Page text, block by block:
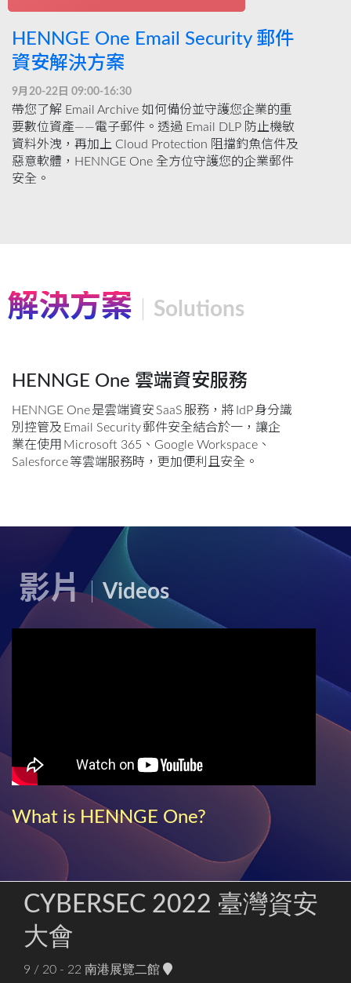
HENNGE One Email Security 郵件
資安解決方案
9月20-22日 09:00-16:30
帶您了解 Email Archive 如何備份並守護您企業的重
要數位資產——電子郵件。透過 Email DLP 防止機敏
資料外洩，再加上 Cloud Protection 阻擋釣魚信件及
惡意軟體，HENNGE One 全方位守護您的企業郵件
安全。
解決方案 Solutions
HENNGE One 雲端資安服務
HENNGE One 是雲端資安 SaaS 服務，將 IdP 身分識
別控管及 Email Security 郵件安全結合於一，讓企
業在使用 Microsoft 365、Google Workspace、
Salesforce 等雲端服務時，更加便利且安全。
影片 Videos
What is HENNGE One?
CYBERSEC 2022 臺灣資安
大會
9 / 20 - 22 南港展覽二館